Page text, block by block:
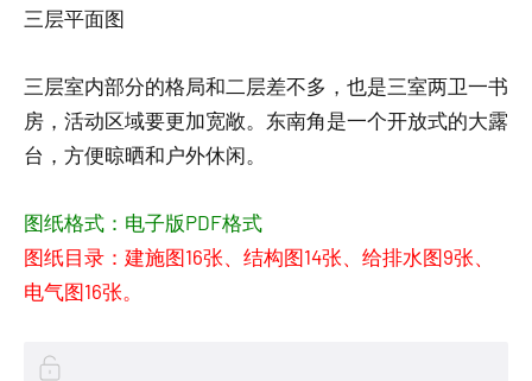
三层平面图
三层室内部分的格局和二层差不多，也是三室两卫一书
房，活动区域要更加宽敞。东南角是一个开放式的大露
台，方便晾晒和户外休闲。
图纸格式：电子版PDF格式
图纸目录：建施图16张、结构图14张、给排水图9张、
电气图16张。